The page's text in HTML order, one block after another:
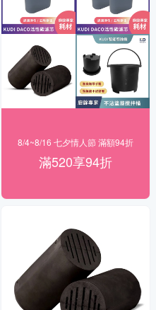
8/4~8/16 七夕情人節 滿額94折
滿520享94折